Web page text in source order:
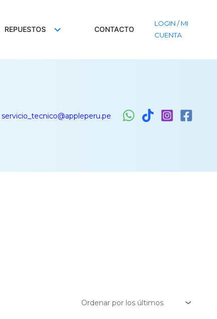
REPUESTOS CONTACTO
LOGIN / MI
CUENTA
servicio_tecnico@appleperu.pe